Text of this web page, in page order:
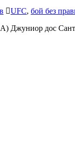
UFC, бой без
дос